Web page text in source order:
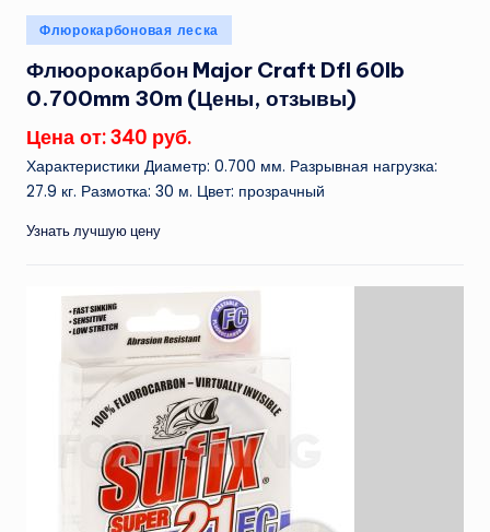
Опубликовано
в
Флюрокарбоновая леска
Флюорокарбон Major Craft Dfl 60lb
0.700mm 30m (Цены, отзывы)
Цена от: 340 руб.
Характеристики Диаметр: 0.700 мм. Разрывная нагрузка:
27.9 кг. Размотка: 30 м. Цвет: прозрачный
Узнать лучшую цену